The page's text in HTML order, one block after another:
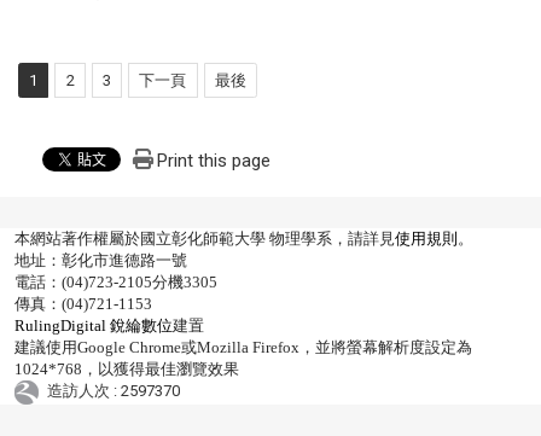
1 2 3 下一頁 最後
Print this page
本網站著作權屬於國立彰化師範大學 物理學系，請詳見使用規則 。
地址：彰化市進德路一號
電話：(04)723-2105分機3305
傳真：(04)721-1153
RulingDigital 銳綸數位建置
建議使用Google Chrome或Mozilla Firefox，並將螢幕解析度設定為
1024*768，以獲得最佳瀏覽效果
造訪人次 : 2597370